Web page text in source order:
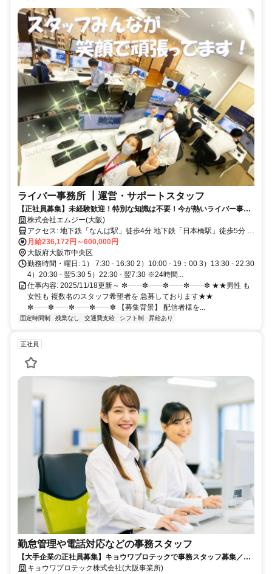
ライバー事務所 ┃運営・サポートスタッフ
【正社員募集】未経験歓迎！特別な知識は不要！今が熱いライバー事務
所での運営サポート！若手の女性が活 躍中！年間休日120日
株式会社エムジー(大阪)
アクセス: 地下鉄「なんば駅」徒歩4分 地下鉄「日本橋駅」徒歩5分 地
下鉄「心斎橋駅」徒歩8分 近鉄・阪神「大阪難波駅」徒歩6分 近鉄
「近鉄日本橋駅」徒歩6分
月給236,172円～600,000円
大阪府大阪市中央区
勤務時間・曜日: 1） 7:30 - 16:30 2）10:00 - 19：00 3）13:30 - 22:30
4）20:30 - 翌5:30 5）22:30 - 翌7:30 ※24時間...
仕事内容: 2025/11/18更新～ ✼┈┈✼┈┈✼┈┈✼┈┈✼ ★★男性 も
女性も 複数名のスタッフ希望者を 急募しております★★
✼┈┈✼┈┈✼┈┈✼┈┈✼ 【募集背景】 配信者様を...
固定時間制 残業なし 交通費支給 シフト制 昇給あり
正社員
勤怠管理や電話対応などの事務スタッフ
【大手企業の正社員募集】キョウワプロテックで事務スタッフ募集／未
経験からキャリアアップが叶う／駅と1分で通勤も快適
キョウワプロテック株式会社(大阪事業所)